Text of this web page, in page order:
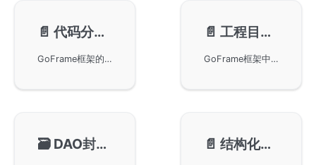
📄️ 代码分层设计
GoFrame框架的代码分层设计，包括MVC设计模式和三层架构设计。MVC设计模式适合需要服务端渲染页面的业务场景，而三层架构设计强调高内聚低耦合的思想，通过将业务逻辑层与数据访问层进行分离，提高项目的维护性和灵活性。
📄️ 工程目录设计🔥
GoFrame框架中工程目录设计的方法，基于三层架构模型并结合现代工程实践进行改进，为复杂业务项目提供通用且灵活的目录结构设计。目录组件包含api、internal、dao和logic等模块，支持多种业务场景，同时鼓励开发者灵活增减目录，用于业务实现中各类具体应用。
🗃️ DAO封装设计 📄️ 结构化编程设计